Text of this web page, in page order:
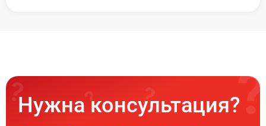
Нужна консультация?